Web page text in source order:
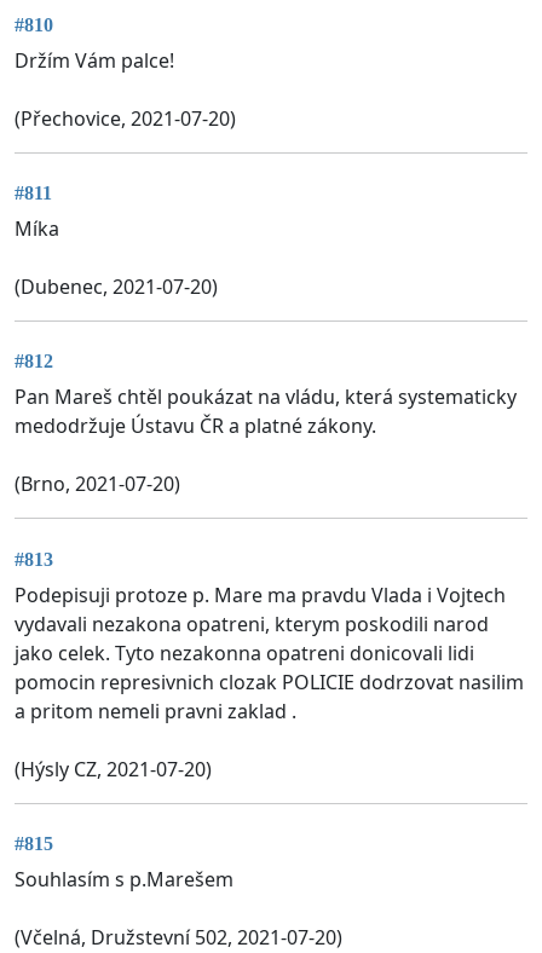
#810
Držím Vám palce!
(Přechovice, 2021-07-20)
#811
Míka
(Dubenec, 2021-07-20)
#812
Pan Mareš chtěl poukázat na vládu, která systematicky
medodržuje Ústavu ČR a platné zákony.
(Brno, 2021-07-20)
#813
Podepisuji protoze p. Mare ma pravdu Vlada i Vojtech
vydavali nezakona opatreni, kterym poskodili narod
jako celek. Tyto nezakonna opatreni donicovali lidi
pomocin represivnich clozak POLICIE dodrzovat nasilim
a pritom nemeli pravni zaklad .
(Hýsly CZ, 2021-07-20)
#815
Souhlasím s p.Marešem
(Včelná, Družstevní 502, 2021-07-20)